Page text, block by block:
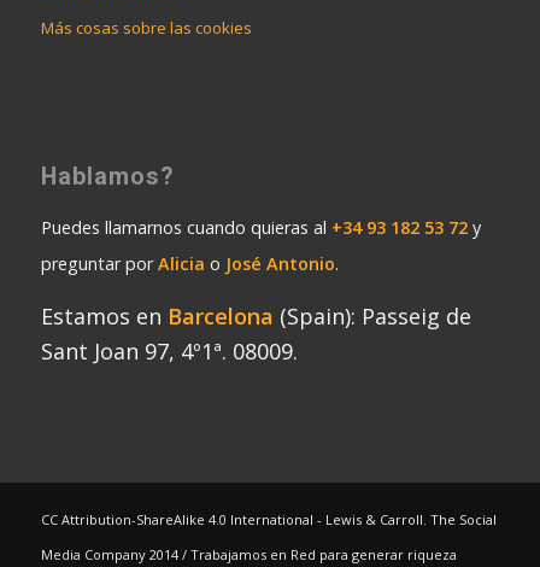
Más cosas sobre las cookies
Hablamos?
Puedes llamarnos cuando quieras al +34 93 182 53 72y
preguntar porAlicia o José Antonio.
Estamos en Barcelona (Spain): Passeig de
Sant Joan 97, 4º1ª. 08009.
CC Attribution-ShareAlike 4.0 International - Lewis & Carroll. The Social
Media Company 2014 / Trabajamos en Red para generar riqueza